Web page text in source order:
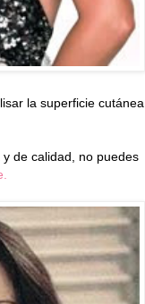
la superficie cutánea
y de calidad, no puedes